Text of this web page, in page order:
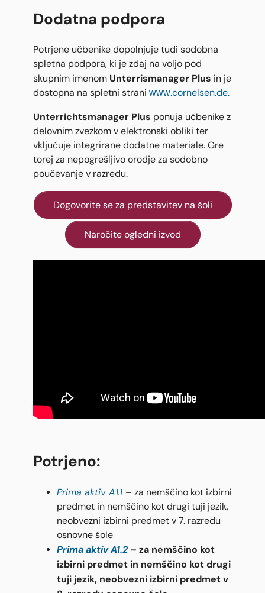
Dodatna podpora
Potrjene učbenike dopolnjuje tudi sodobna
spletna podpora, ki je zdaj na voljo pod
skupnim imenom Unterrismanager Plus in je
dostopna na spletni strani www.cornelsen.de.
Unterrichtsmanager Plus ponuja učbenike z
delovnim zvezkom v elektronski obliki ter
vključuje integrirane dodatne materiale. Gre
torej za nepogrešljivo orodje za sodobno
poučevanje v razredu.
Dogovorite se za predstavitev na šoli
Naročite ogledni izvod
Potrjeno:
Prima aktiv A1.1 – za nemščino kot izbirni
predmet in nemščino kot drugi tuji jezik,
neobvezni izbirni predmet v 7. razredu
osnovne šole
Prima aktiv A1.2 – za nemščino kot
izbirni predmet in nemščino kot drugi
tuji jezik, neobvezni izbirni predmet v